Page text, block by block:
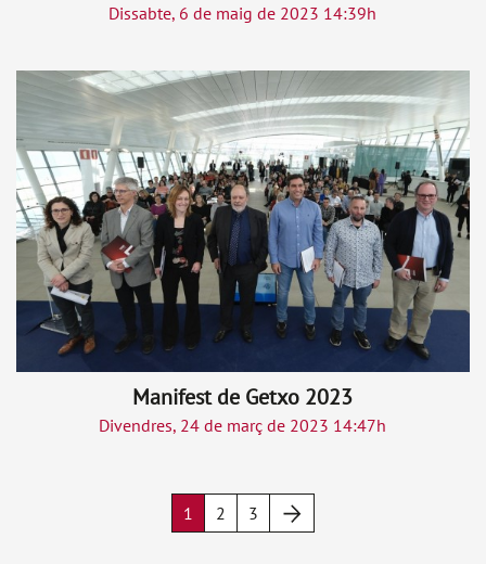
Dissabte, 6 de maig de 2023 14:39h
Manifest de Getxo 2023
Divendres, 24 de març de 2023 14:47h
1 2 3 Següent